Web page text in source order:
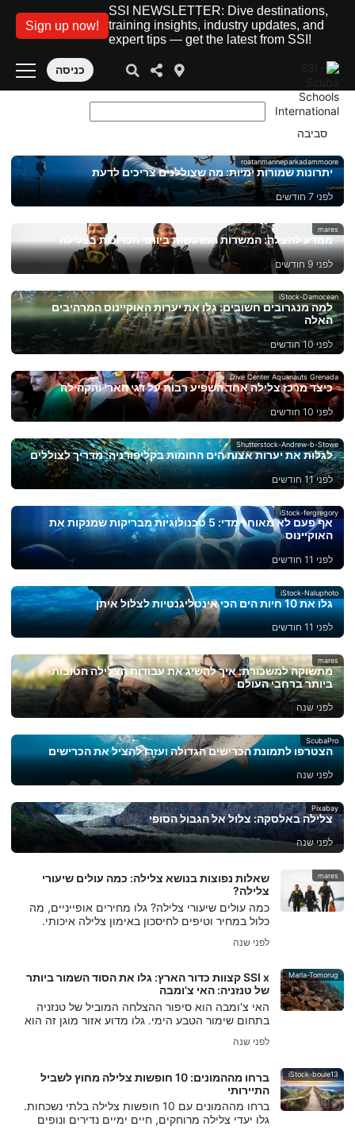
SSI NEWSLETTER: Dive destinations,
training insights, industry updates, and
expert tips — get the latest from SSI!
Sign up now!
כניסה
roatanmarineparkadammoore
יתרונות שמורות ימיות: מה שצוללנים צריכים לדעת
לפני 7 חודשים
mares
ממדע להצלה: המשרות המרגשות ביותר הכרוכות בצלילה
לפני 9 חודשים
iStock-Damocean
למה מנגרובים חשובים: גלו את יערות האוקיינוס ​​המרהיבים
האלה
לפני 10 חודשים
Dive Center Aquanauts Grenada
כיצד מרכז צלילה אחד השפיע רבות על דגי הארי והקהילה
לפני 10 חודשים
Shutterstock-Andrew-b-Stowe
לגלות את יערות אצות הים החומות בקליפורניה: מדריך לצוללים
לפני 11 חודשים
iStock-fergregory
אף פעם לא מאוחר מדי: 5 טכנולוגיות מבריקות שמנקות את
האוקיינוס
לפני 11 חודשים
iStock-Naluphoto
גלו את 10 חיות הים הכי אינטליגנטיות לצלול איתן
לפני 11 חודשים
mares
מתשוקה למשכורת: איך להשיג את עבודות הצלילה הטובות
ביותר ברחבי העולם
לפני שנה
ScubaPro
הצטרפו לתמונת הכרישים הגדולה ועזרו להציל את הכרישים
לפני שנה
Pixabay
צלילה באלסקה: צלול אל הגבול הסופי
לפני שנה
mares
שאלות נפוצות בנושא צלילה: כמה עולים שיעורי
צלילה?
כמה עולים שיעורי צלילה? גלו מחירים אופייניים, מה
כלול במחיר וטיפים לחיסכון באימון צלילה איכותי.
לפני שנה
Marla-Tomorug
SSI x קצוות כדור הארץ: גלו את הסוד השמור ביותר
של טנזניה: האי צ'ומבה
האי צ'ומבה הוא סיפור ההצלחה המוביל של טנזניה
בתחום שימור הטבע הימי. גלו מדוע אזור מוגן זה הוא
לפני שנה
iStock-boule13
ברחו מההמונים: 10 חופשות צלילה מחוץ לשביל
התיירותי
ברחו מההמונים עם 10 חופשות צלילה בלתי נשכחות.
גלו יעדי צלילה מרוחקים, חיים ימיים נדירים ונופים